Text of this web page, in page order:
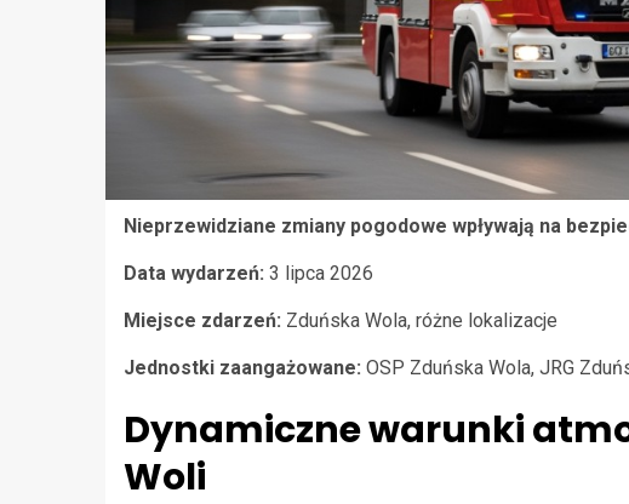
Nieprzewidziane zmiany pogodowe wpływają na
Data wydarzeń: 3 lipca 2026
Miejsce zdarzeń: Zduńska Wola, różne lokalizacje
Jednostki zaangażowane: OSP Zduńska Wola, JRG
Dynamiczne warunki
Woli